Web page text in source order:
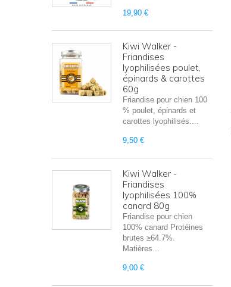
19,90 €
Kiwi Walker -
Friandises
lyophilisées poulet,
épinards & carottes
60g
Friandise pour chien 100
% poulet, épinards et
carottes lyophilisés....
9,50 €
Kiwi Walker -
Friandises
lyophilisées 100%
canard 80g
Friandise pour chien
100% canard Protéines
brutes ≥64.7%.
Matières...
9,00 €